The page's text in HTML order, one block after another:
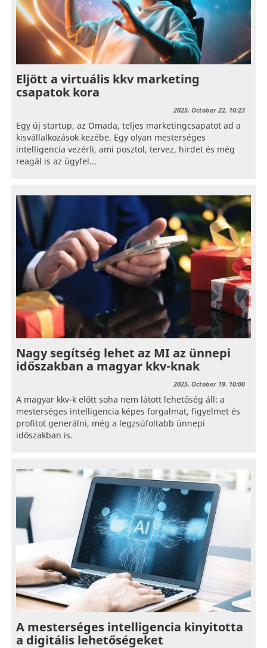
Eljött a virtuális kkv marketing
csapatok kora
2025. October 22. 10:23
Egy új startup, az Omada, teljes marketingcsapatot ad a
kisvállalkozások kezébe. Egy olyan mesterséges
intelligencia vezérli, ami posztol, tervez, hirdet és még
reagál is az ügyfel...
Nagy segítség lehet az MI az ünnepi
időszakban a magyar kkv-knak
2025. October 19. 10:00
A magyar kkv-k előtt soha nem látott lehetőség áll: a
mesterséges intelligencia képes forgalmat, figyelmet és
profitot generálni, még a legzsúfoltabb ünnepi
időszakban is.
A mesterséges intelligencia kinyitotta
a digitális lehetőségeket